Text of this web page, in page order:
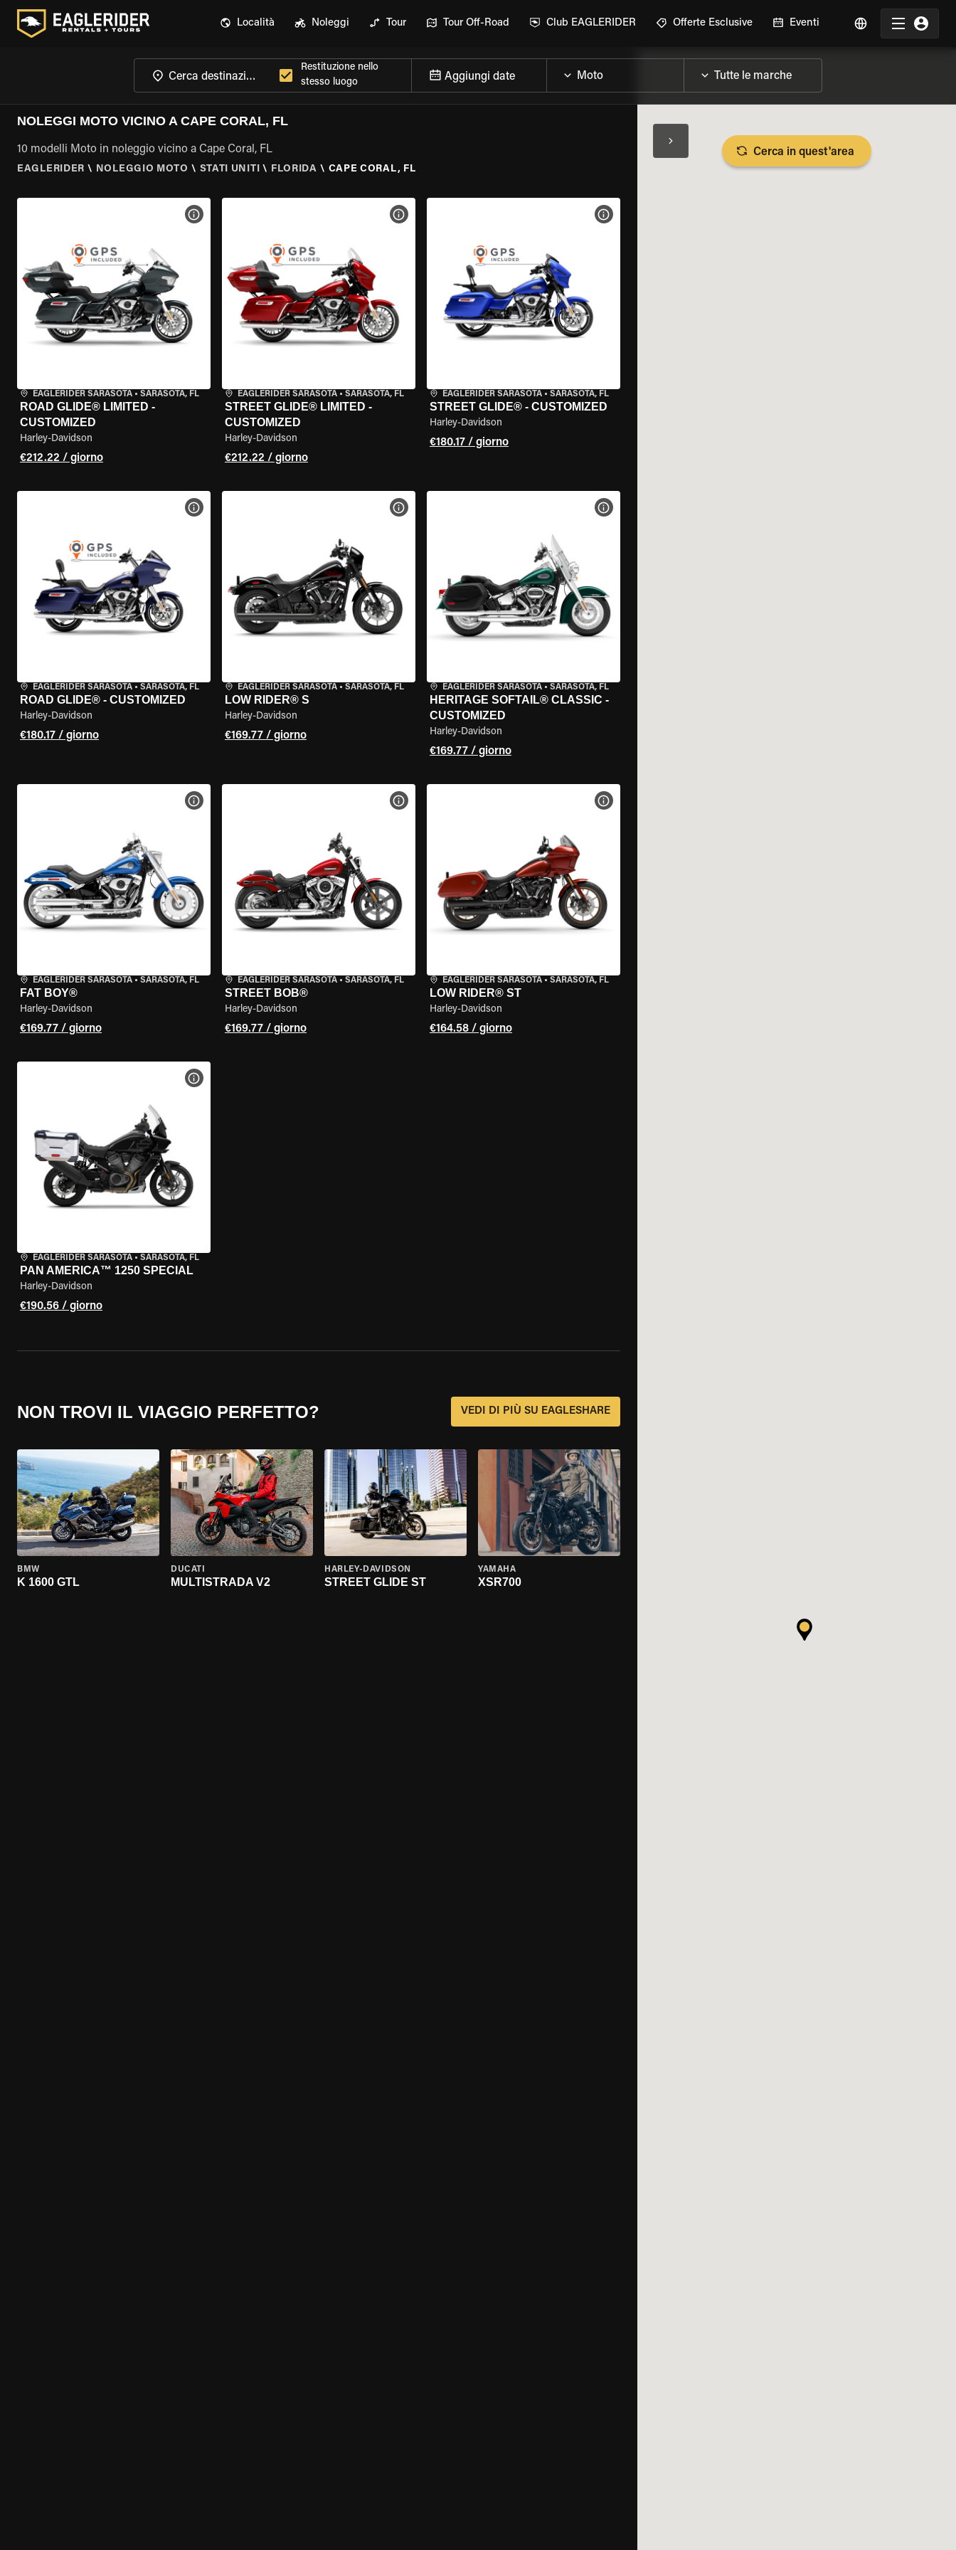
Località Noleggi Tour Tour Off-Road Club EAGLERIDER Offerte Esclusive Eventi
Restituzione nello
stesso luogo
Aggiungi date
NOLEGGI MOTO VICINO A CAPE CORAL, FL
10 modelli Moto in noleggio vicino a Cape Coral, FL
EAGLERIDER \ NOLEGGIO MOTO \ STATI UNITI \ FLORIDA \ CAPE CORAL, FL
EAGLERIDER SARASOTA • SARASOTA, FL
ROAD GLIDE® LIMITED -
CUSTOMIZED
Harley-Davidson
€212.22 / giorno
VISUALIZZA SPECIFICHE DELLA MOTO
EAGLERIDER SARASOTA• SARASOTA, FL
STREET GLIDE® LIMITED -
CUSTOMIZED
Harley-Davidson
€212.22 / giorno
VISUALIZZA SPECIFICHE DELLA MOTO
EAGLERIDER SARASOTA• SARASOTA, FL
STREET GLIDE® - CUSTOMIZED
Harley-Davidson
€180.17 / giorno
VISUALIZZA SPECIFICHE DELLA MOTO
EAGLERIDER SARASOTA • SARASOTA, FL
ROAD GLIDE® - CUSTOMIZED
Harley-Davidson
€180.17 / giorno
VISUALIZZA SPECIFICHE DELLA MOTO
EAGLERIDER SARASOTA• SARASOTA, FL
LOW RIDER® S
Harley-Davidson
€169.77 / giorno
VISUALIZZA SPECIFICHE DELLA MOTO
EAGLERIDER SARASOTA• SARASOTA, FL
HERITAGE SOFTAIL® CLASSIC -
CUSTOMIZED
Harley-Davidson
€169.77 / giorno
VISUALIZZA SPECIFICHE DELLA MOTO
EAGLERIDER SARASOTA • SARASOTA, FL
FAT BOY®
Harley-Davidson
€169.77 / giorno
VISUALIZZA SPECIFICHE DELLA MOTO
EAGLERIDER SARASOTA• SARASOTA, FL
STREET BOB®
Harley-Davidson
€169.77 / giorno
VISUALIZZA SPECIFICHE DELLA MOTO
EAGLERIDER SARASOTA• SARASOTA, FL
LOW RIDER® ST
Harley-Davidson
€164.58 / giorno
VISUALIZZA SPECIFICHE DELLA MOTO
EAGLERIDER SARASOTA • SARASOTA, FL
PAN AMERICA™ 1250 SPECIAL
Harley-Davidson
€190.56 / giorno
VISUALIZZA SPECIFICHE DELLA MOTO
NON TROVI IL VIAGGIO PERFETTO? VEDI DI PIÙ SU EAGLESHARE
BMW
K 1600 GTL
DUCATI
MULTISTRADA V2
HARLEY-DAVIDSON
STREET GLIDE ST
YAMAHA
XSR700
Cerca in quest'area